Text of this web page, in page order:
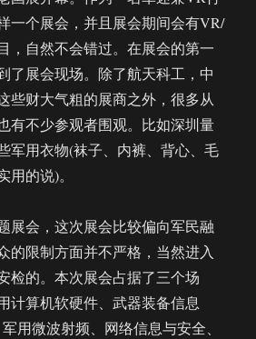
的
几
点
看
法
一个展会，并且展会期间会有VR/
，自然不会错过。在展会的第一
了展会现场。除了航天科工，中
些财大气粗的展商之外，很多从
有不少参观者围观。比如深圳量
军用衣物(袜子、内裤、背心、毛
用的说)。
展会，这次展会比较偏向军民融
的限制方面并不严格，当然进入
检的。本次展会占据了三个场
计算机软硬件、武器装备信息
用微波射频、网络信息与安全、